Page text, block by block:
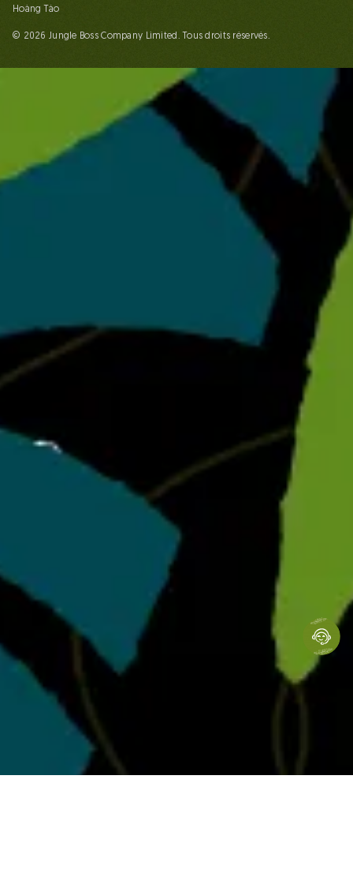
Hoàng Táo
© 2026 Jungle Boss Company Limited. Tous droits réservés.